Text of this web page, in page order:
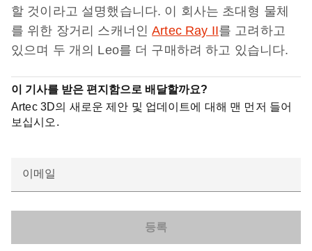
할 것이라고 설명했습니다. 이 회사는 초대형 물체
를 위한 장거리 스캐너인Artec Ray II를 고려하고
있으며 두 개의 Leo를 더 구매하려 하고 있습니다.
이 기사를 받은 편지함으로 배달할까요?
Artec 3D의 새로운 제안 및 업데이트에 대해 맨 먼저 들어
보십시오.
이메일